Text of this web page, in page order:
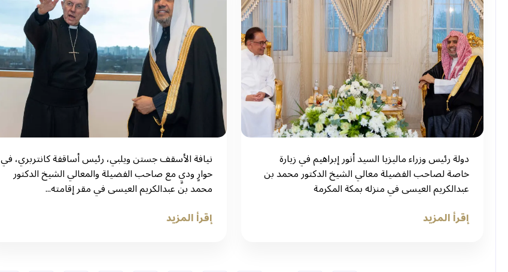
دولة رئيس وزراء ماليزيا السيد أنور إبراهيم في زيارة
خاصة لصاحب الفضيلة معالي الشيخ الدكتور محمد بن
عبدالكريم العيسى في منزله بمكة المكرمة
إقرأ المزيد
نيافة الأسقف جستن ويلبي، رئيس أساقفة كانتربري، في
حوارٍ وديٍ مع صاحب الفضيلة والمعالي الشيخ الدكتور
محمد بن عبدالكريم العيسى في مقر إقامته...
إقرأ المزيد